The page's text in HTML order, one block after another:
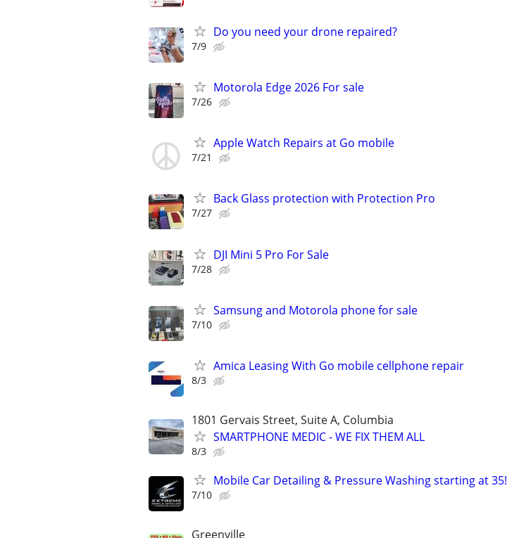
Do you need your drone repaired?
7/9
Motorola Edge 2026 For sale
7/26
Apple Watch Repairs at Go mobile
7/21
Back Glass protection with Protection Pro
7/27
DJI Mini 5 Pro For Sale
7/28
Samsung and Motorola phone for sale
7/10
Amica Leasing With Go mobile cellphone repair
8/3
1801 Gervais Street, Suite A, Columbia
SMARTPHONE MEDIC - WE FIX THEM ALL
8/3
Mobile Car Detailing & Pressure Washing starting at 35!
7/10
Greenville